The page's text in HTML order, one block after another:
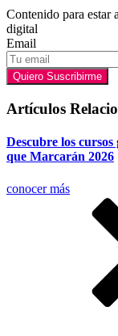
Contenido para estar
digital
Email
Quiero Suscribirme
Artículos
Descubre los
que Marcarán 2026
conocer más